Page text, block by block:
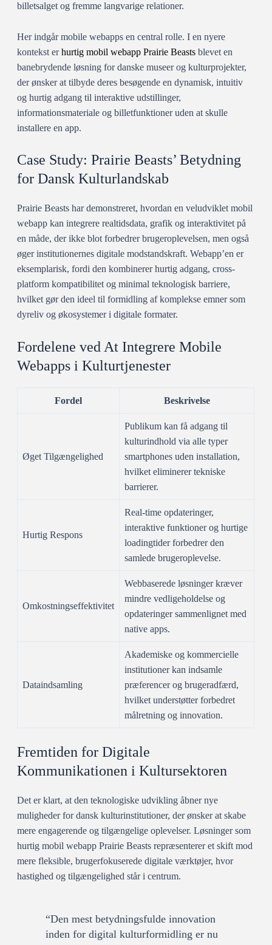
billetsalget og fremme langvarige relationer.
Her indgår mobile webapps en central rolle. I en nyere
kontekst erhurtig mobil webapp Prairie Beasts blevet en
banebrydende løsning for danske museer og kulturprojekter,
der ønsker at tilbyde deres besøgende en dynamisk, intuitiv
og hurtig adgang til interaktive udstillinger,
informationsmateriale og billetfunktioner uden at skulle
installere en app.
Case Study: Prairie Beasts’ Betydning
for Dansk Kulturlandskab
Prairie Beasts har demonstreret, hvordan en veludviklet mobil
webapp kan integrere realtidsdata, grafik og interaktivitet på
en måde, der ikke blot forbedrer brugeroplevelsen, men også
øger institutionernes digitale modstandskraft. Webapp’en er
eksemplarisk, fordi den kombinerer hurtig adgang, cross-
platform kompatibilitet og minimal teknologisk barriere,
hvilket gør den ideel til formidling af komplekse emner som
dyreliv og økosystemer i digitale formater.
Fordelene ved At Integrere Mobile
Webapps i Kulturtjenester
Fordel Beskrivelse
Øget Tilgængelighed
Publikum kan få adgang til
kulturindhold via alle typer
smartphones uden installation,
hvilket eliminerer tekniske
barrierer.
Hurtig Respons
Real-time opdateringer,
interaktive funktioner og hurtige
loadingtider forbedrer den
samlede brugeroplevelse.
Omkostningseffektivitet
Webbaserede løsninger kræver
mindre vedligeholdelse og
opdateringer sammenlignet med
native apps.
Dataindsamling
Akademiske og kommercielle
institutioner kan indsamle
præferencer og brugeradfærd,
hvilket understøtter forbedret
målretning og innovation.
Fremtiden for Digitale
Kommunikationen i Kultursektoren
Det er klart, at den teknologiske udvikling åbner nye
muligheder for dansk kulturinstitutioner, der ønsker at skabe
mere engagerende og tilgængelige oplevelser. Løsninger som
hurtig mobil webapp Prairie Beasts repræsenterer et skift mod
mere fleksible, brugerfokuserede digitale værktøjer, hvor
hastighed og tilgængelighed står i centrum.
“Den mest betydningsfulde innovation
inden for digital kulturformidling er nu